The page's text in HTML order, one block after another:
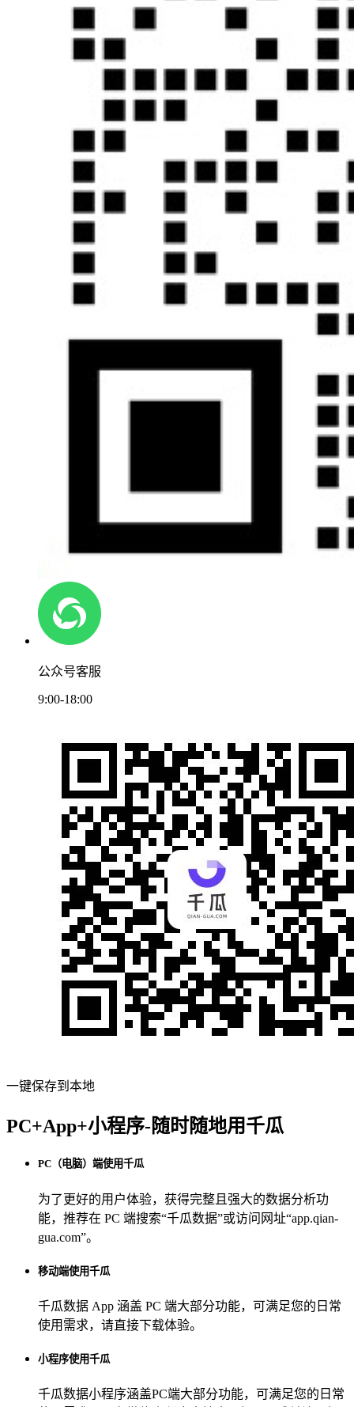
公众号客服
9:00-18:00
一键保存到本地
PC+App+小程序-随时随地用千瓜
PC（电脑）端使用千瓜
为了更好的用户体验，获得完整且强大的数据分析功
能，推荐在 PC 端搜索“千瓜数据”或访问网址“app.qian-
gua.com”。
移动端使用千瓜
千瓜数据 App 涵盖 PC 端大部分功能，可满足您的日常
使用需求，请直接下载体验。
小程序使用千瓜
千瓜数据小程序涵盖PC端大部分功能，可满足您的日常